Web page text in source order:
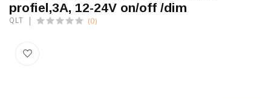
profiel,3A, 12-24V on/off /dim
QLT (0)